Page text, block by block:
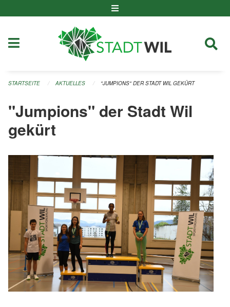
STARTSEITE AKTUELLES "JUMPIONS" DER STADT WIL GEKÜRT
"Jumpions" der Stadt Wil
gekürt